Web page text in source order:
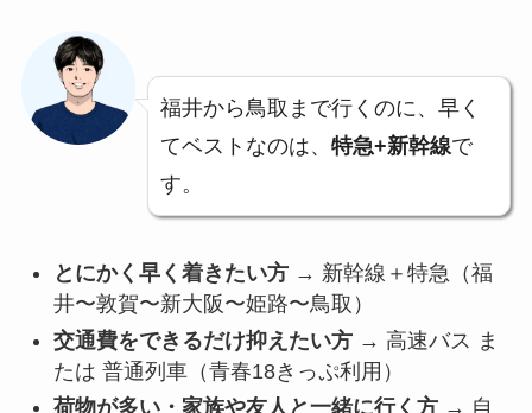
福井から鳥取まで行くのに、早く
てベストなのは、 特急+新幹線で
す。
とにかく早く着きたい方→ 新幹線＋特急（福
井〜敦賀〜新大阪〜姫路〜鳥取）
交通費をできるだけ抑えたい方→ 高速バス ま
たは 普通列車（青春18きっぷ利用）
荷物が多い・家族や友人と一緒に行く方→ 自